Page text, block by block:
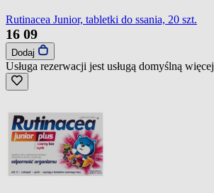
Rutinacea Junior, tabletki do ssania, 20 szt.
16 09
Dodaj
Usługa rezerwacji jest usługą domyślną więcej